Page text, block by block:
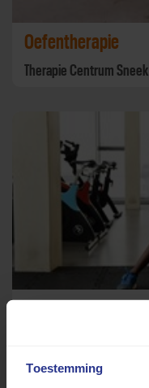
Toestemming
Oefentherapie
Therapie Centrum Sneek